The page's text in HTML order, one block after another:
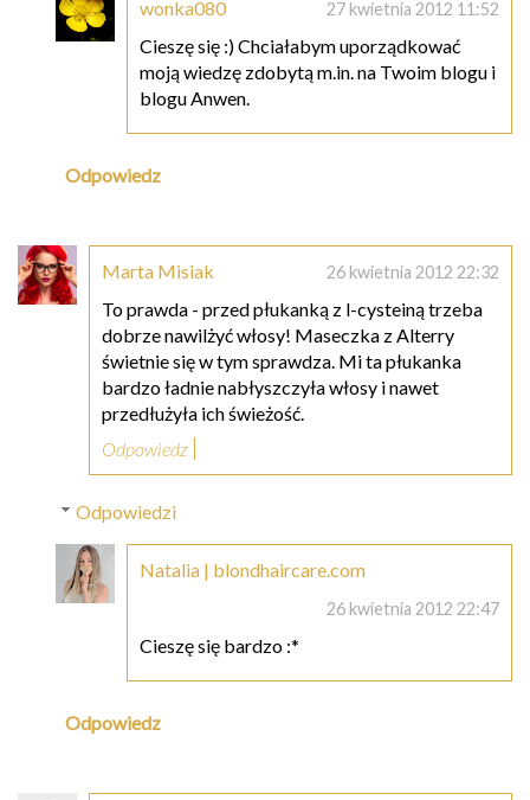
wonka080 27 kwietnia 2012 11:52
Cieszę się :) Chciałabym uporządkować
moją wiedzę zdobytą m.in. na Twoim blogu i
blogu Anwen.
Odpowiedz
Marta Misiak 26 kwietnia 2012 22:32
To prawda - przed płukanką z l-cysteiną trzeba
dobrze nawilżyć włosy! Maseczka z Alterry
świetnie się w tym sprawdza. Mi ta płukanka
bardzo ładnie nabłyszczyła włosy i nawet
przedłużyła ich świeżość.
Odpowiedz
Odpowiedzi
Natalia | blondhaircare.com
26 kwietnia 2012 22:47
Cieszę się bardzo :*
Odpowiedz